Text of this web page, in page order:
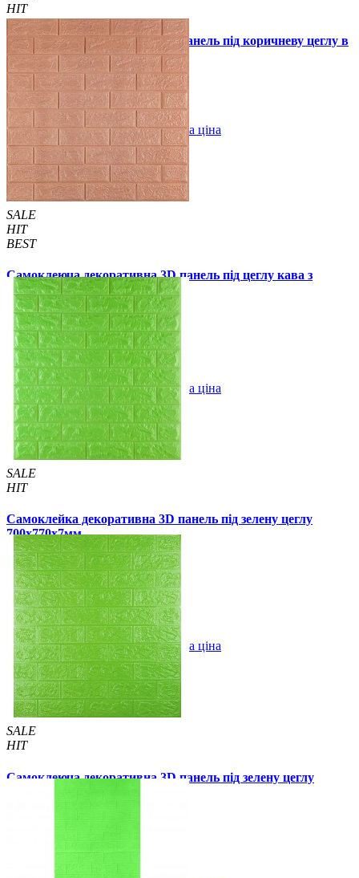
HIT
Самоклеюча декоративна 3D панель під коричневу цеглу в
рулоні 3080x700x3 мм
299 грн. /шт 450 грн. /шт
Купити В закладки Оптова ціна
SALE
HIT
BEST
Самоклеюча декоративна 3D панель під цеглу кава з
молоком 700x770x5мм (348-5)
89 грн./шт 140 грн. /шт
Купити В закладки Оптова ціна
SALE
HIT
Самоклейка декоративна 3D панель під зелену цеглу
700x770x7мм
140 грн./шт 150 грн./шт
5 відгуків
Купити В закладки Оптова ціна
SALE
HIT
Самоклеюча декоративна 3D панель під зелену цеглу